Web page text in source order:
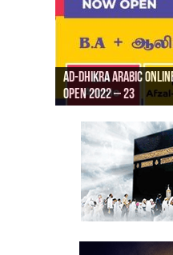
Ad-Dhikra Arabic
Open 2022 – 23
Ad-Dhikra Arabic
AD DHIKRA ARABIC
ரியாத் ஜும்ஆ
Masjid (Kuwait